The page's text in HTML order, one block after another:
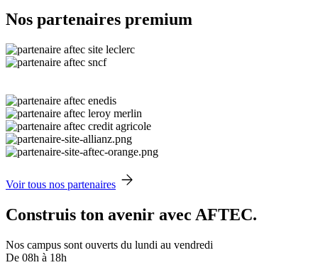
Nos partenaires premium
Voir tous nos partenaires
Construis ton avenir avec AFTEC.
Nos campus sont ouverts du lundi au vendredi
De 08h à 18h